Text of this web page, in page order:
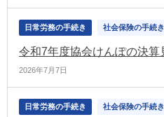
日常労務の手続き 社会保険の手続き
2026年7月7日
日常労務の手続き 社会保険の手続き